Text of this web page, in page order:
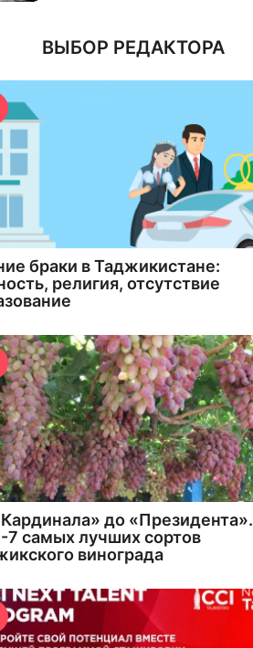
ВЫБОР РЕДАКТОРА
браки в Таджикистане:
религия, отсутствие
до «Президента».
самых лучших сортов
винограда